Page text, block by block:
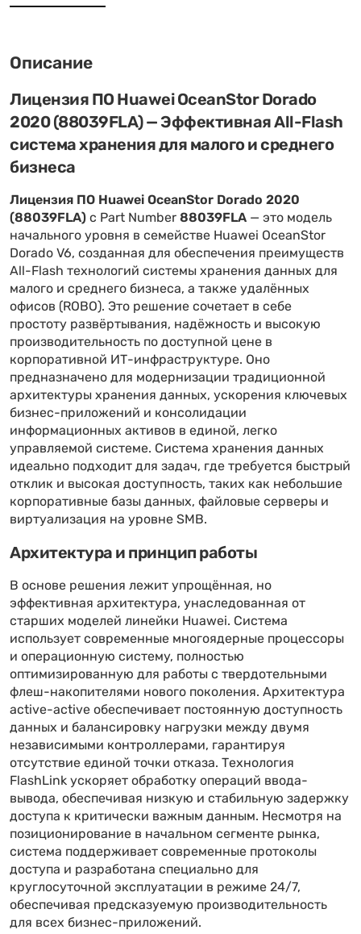
Описание
Лицензия ПО Huawei OceanStor Dorado
2020 (88039FLA) — Эффективная All-Flash
система хранения для малого и среднего
бизнеса
Лицензия ПО Huawei OceanStor Dorado 2020
(88039FLA)с Part Number88039FLA — это модель
начального уровня в семействе Huawei OceanStor
Dorado V6, созданная для обеспечения преимуществ
All-Flash технологий системы хранения данных для
малого и среднего бизнеса, а также удалённых
офисов (ROBO). Это решение сочетает в себе
простоту развёртывания, надёжность и высокую
производительность по доступной цене в
корпоративной ИТ-инфраструктуре. Оно
предназначено для модернизации традиционной
архитектуры хранения данных, ускорения ключевых
бизнес-приложений и консолидации
информационных активов в единой, легко
управляемой системе. Система хранения данных
идеально подходит для задач, где требуется быстрый
отклик и высокая доступность, таких как небольшие
корпоративные базы данных, файловые серверы и
виртуализация на уровне SMB.
Архитектура и принцип работы
В основе решения лежит упрощённая, но
эффективная архитектура, унаследованная от
старших моделей линейки Huawei. Система
использует современные многоядерные процессоры
и операционную систему, полностью
оптимизированную для работы с твердотельными
флеш-накопителями нового поколения. Архитектура
active-active обеспечивает постоянную доступность
данных и балансировку нагрузки между двумя
независимыми контроллерами, гарантируя
отсутствие единой точки отказа. Технология
FlashLink ускоряет обработку операций ввода-
вывода, обеспечивая низкую и стабильную задержку
доступа к критически важным данным. Несмотря на
позиционирование в начальном сегменте рынка,
система поддерживает современные протоколы
доступа и разработана специально для
круглосуточной эксплуатации в режиме 24/7,
обеспечивая предсказуемую производительность
для всех бизнес-приложений.